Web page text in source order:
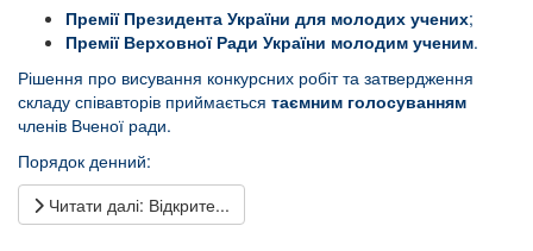
Премії Президента України для молодих учених;
Премії Верховної Ради України молодим ученим.
Рішення про висування конкурсних робіт та затвердження
складу співавторів приймається таємним голосуванням
членів Вченої ради.
Порядок денний:
Читати далі: Відкрите...